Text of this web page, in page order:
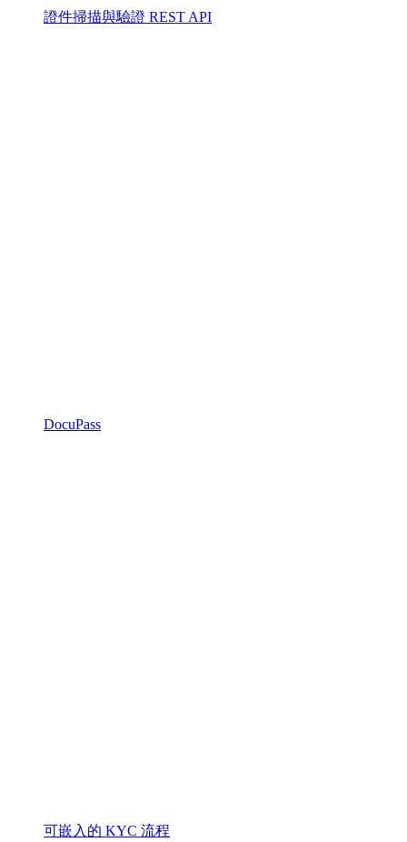
證件掃描與驗證 REST API
DocuPass
可嵌入的 KYC 流程